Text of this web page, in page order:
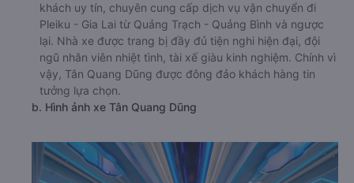
a. Giới thiệu xe Tân Quang Dũng
Xe khách Tân Quang Dũng là một đơn vị vận tải hành
khách uy tín, chuyên cung cấp dịch vụ vận chuyển đi
Pleiku - Gia Lai từ Quảng Trạch - Quảng Bình và ngược
lại. Nhà xe được trang bị đầy đủ tiện nghi hiện đại, đội
ngũ nhân viên nhiệt tình, tài xế giàu kinh nghiệm. Chính vì
tưởng lựa chọn.
b. Hình ảnh xe Tân Quang Dũng